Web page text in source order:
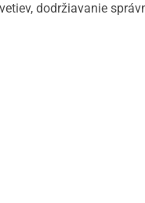
dodržiavanie